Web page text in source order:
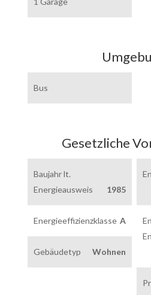
Bus
Gesetzliche
Baujahr lt.
Energieausweis
1985
Energieeffizienzklasse A
Gebäudetyp Wohnen